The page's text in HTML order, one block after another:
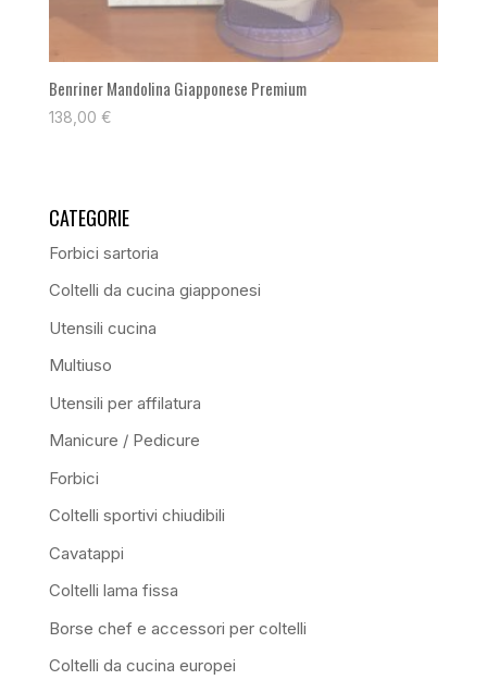
Benriner Mandolina Giapponese Premium
138,00 €
CATEGORIE
Forbici sartoria
Coltelli da cucina giapponesi
Utensili cucina
Multiuso
Utensili per affilatura
Manicure / Pedicure
Forbici
Coltelli sportivi chiudibili
Cavatappi
Coltelli lama fissa
Borse chef e accessori per coltelli
Coltelli da cucina europei